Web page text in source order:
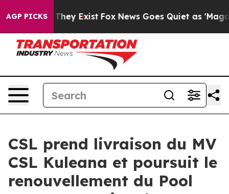
AGP PICKS
Proof They Exist Fox News Goes Quiet as 'Maga
CSL prend livraison du MV
CSL Kuleana et poursuit le
renouvellement du Pool